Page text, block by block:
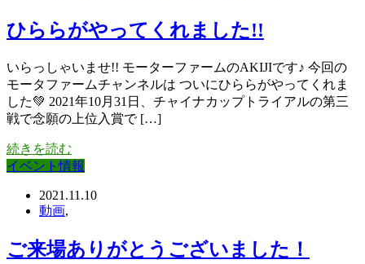
ひららがやってくれました!!
いらっしゃいませ!! モーターファームのAKIJIです♪ 今回の
モータファームチャンネルは ついにひららがやってくれま
した💚 2021年10月31日、チャイナカップトライアルの第三
戦で念願の上位入賞で […]
続きを読む
イベント情報
2021.11.10
動画,
ご来場ありがとうございました！